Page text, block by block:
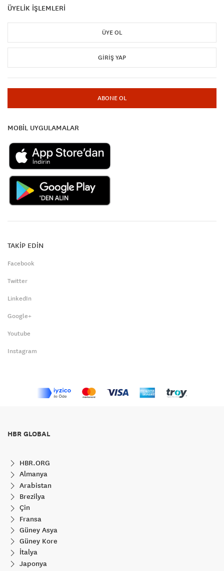
ÜYELİK İŞLEMLERİ
ÜYE OL
GIRIŞ YAP
ABONE OL
MOBİL UYGULAMALAR
TAKİP EDİN
Facebook
Twitter
LinkedIn
Google+
Youtube
Instagram
HBR GLOBAL
HBR.ORG
Almanya
Arabistan
Brezilya
Çin
Fransa
Güney Asya
Güney Kore
İtalya
Japonya